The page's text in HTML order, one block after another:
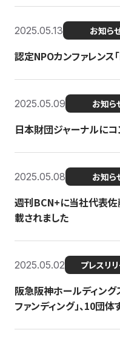
2025.05.13 お知ら
認定NPOカンファレン
2025.05.09 お知ら
日本財団ジャーナルに
2025.05.08 お知ら
週刊BCN+に当社代表
載されました
2025.05.02 プレスリ
阪急阪神ホールディング
ファンディング」、10団